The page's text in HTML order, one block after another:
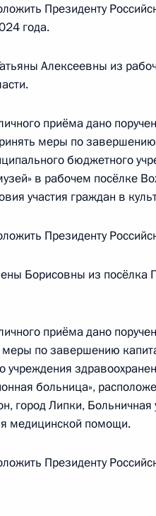
вторник
(меры приняты),
связи жительницы
Федерации
в Приёмной
12 апреля 2023 года
18:53
жительницы Тульской
Федерации
12 апреля 2023 года
18:16
пятница
Российской
Президенту
года.
Алексеевны из
приёма дано
меры по
бюджетного
в рабочем посёлке
участия граждан в
Президенту
Борисовны из посёлка
приёма дано
по завершению
учреждения
больница»,
город Липки,
медицинской помощи.
Президенту